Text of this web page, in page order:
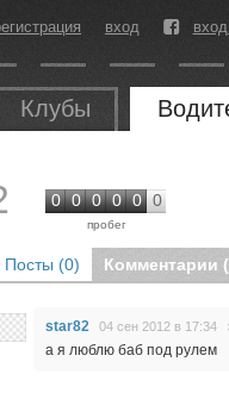
вход
Клубы
0 0 0 0 0 0
пробег
Посты (0) Комментарии
star82 04 сен 2012 в 17:34
а я люблю баб под рулем